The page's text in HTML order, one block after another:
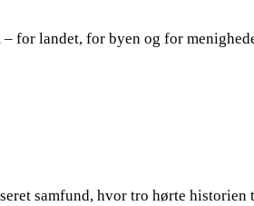
for landet, for byen og for
samfund, hvor tro hørte